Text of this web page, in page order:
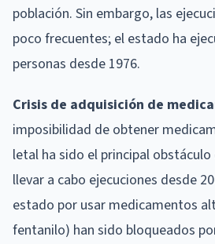
población. Sin embargo, las
poco frecuentes; el estado ha
personas desde 1976.
Crisis de adquisición de
imposibilidad de obtener
letal ha sido el principal obstáculo
llevar a cabo ejecuciones desde
estado por usar medicamentos
fentanilo) han sido bloqueados